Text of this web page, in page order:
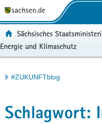
t
a
l
r
g
u
p
t
a
l
e
r
v
Portalübergreifende
Sächsisches
Energie und Klimaschutz
Hauptinhalt
#ZUKUNFTblog
Schlagwort: